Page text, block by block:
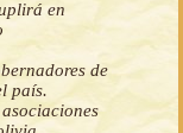
en
de
país.